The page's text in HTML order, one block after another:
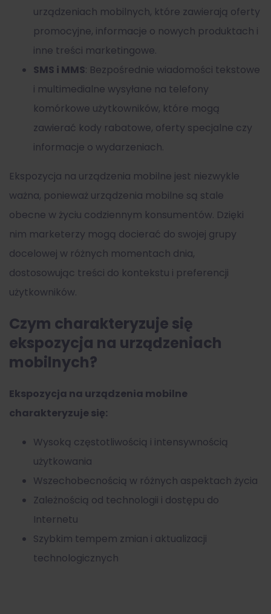
urządzeniach mobilnych, które zawierają oferty
promocyjne, informacje o nowych produktach i
inne treści marketingowe.
SMS i MMS: Bezpośrednie wiadomości tekstowe
i multimedialne wysyłane na telefony
komórkowe użytkowników, które mogą
zawierać kody rabatowe, oferty specjalne czy
informacje o wydarzeniach.
Ekspozycja na urządzenia mobilne jest niezwykle
ważna, ponieważ urządzenia mobilne są stale
obecne w życiu codziennym konsumentów. Dzięki
nim marketerzy mogą docierać do swojej grupy
docelowej w różnych momentach dnia,
dostosowując treści do kontekstu i preferencji
użytkowników.
Czym charakteryzuje się
ekspozycja na urządzeniach
mobilnych?
Ekspozycja na urządzenia mobilne
charakteryzuje się:
Wysoką częstotliwością i intensywnością
użytkowania
Wszechobecnością w różnych aspektach życia
Zależnością od technologii i dostępu do
Internetu
Szybkim tempem zmian i aktualizacji
technologicznych